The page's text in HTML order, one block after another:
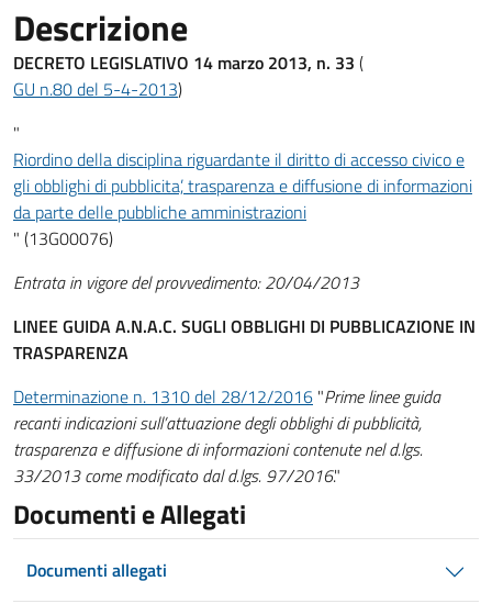
Descrizione
DECRETO LEGISLATIVO 14 marzo 2013, n. 33 (
GU n.80 del 5-4-2013)
"
Riordino della disciplina riguardante il diritto di accesso civico e
gli obblighi di pubblicita’, trasparenza e diffusione di informazioni
da parte delle pubbliche amministrazioni
" (13G00076)
Entrata in vigore del provvedimento: 20/04/2013
LINEE GUIDA A.N.A.C. SUGLI OBBLIGHI DI PUBBLICAZIONE IN
TRASPARENZA
Determinazione n. 1310 del 28/12/2016 "Prime linee guida
recanti indicazioni sull’attuazione degli obblighi di pubblicità,
trasparenza e diffusione di informazioni contenute nel d.lgs.
33/2013 come modificato dal d.lgs. 97/2016."
Documenti e Allegati
Documenti allegati